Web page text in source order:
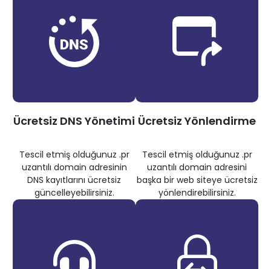
Ücretsiz DNS Yönetimi
Tescil etmiş olduğunuz .pr
uzantılı domain adresinin
DNS kayıtlarını ücretsiz
güncelleyebilirsiniz.
Ücretsiz Yönlendirme
Tescil etmiş olduğunuz .pr
uzantılı domain adresini
başka bir web siteye ücretsiz
yönlendirebilirsiniz.